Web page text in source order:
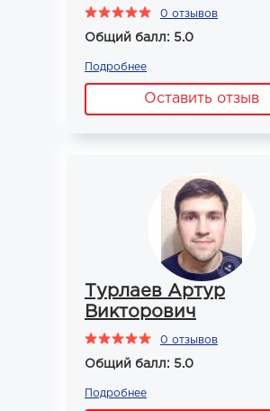
0 отзывов
Общий балл: 5.0
Подробнее
Оставить отзыв
Турлаев Артур
Викторович
0 отзывов
Общий балл: 5.0
Подробнее